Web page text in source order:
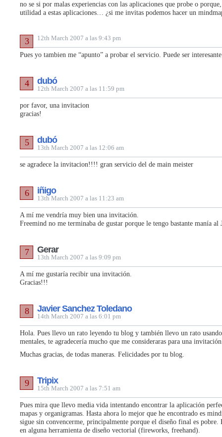
no se si por malas experiencias con las aplicaciones que probe o
utilidad a estas aplicaciones… ¿si me invitas podemos hacer un
12th March 2007 a las 9:43 pm
3
Pues yo tambien me “apunto” a probar el servicio. Puede ser
dubó
12th March 2007 a las 11:59 pm
4
por favor, una invitacion
gracias!
dubó
13th March 2007 a las 12:06 am
5
se agradece la invitacion!!!! gran servicio del de main meister
iñigo
13th March 2007 a las 11:23 am
6
A mí me vendría muy bien una invitación.
Freemind no me terminaba de gustar porque le tengo bastante manía al
Gerar
13th March 2007 a las 9:09 pm
7
A mí me gustaría recibir una invitación.
Gracias!!!
Javier Sanchez Toledano
14th March 2007 a las 6:01 pm
8
Hola. Pues llevo un rato leyendo tu blog y también llevo un rato
mentales, te agradecería mucho que me consideraras para una
Muchas gracias, de todas maneras. Felicidades por tu blog.
Tripix
15th March 2007 a las 7:51 am
9
Pues mira que llevo media vida intentando encontrar la aplicación
mapas y organigramas. Hasta ahora lo mejor que he encontrado es
sigue sin convencerme, principalmente porque el diseño final es pobre.
en alguna herramienta de diseño vectorial (fireworks, freehand).